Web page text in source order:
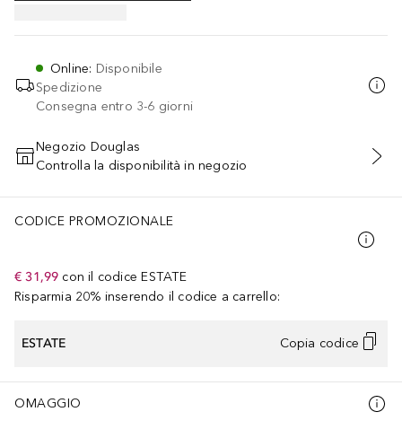
Online: Disponibile
Spedizione
Consegna entro 3-6 giorni
AGGIUNGI AL CARRELLO
Negozio Douglas
Controlla la disponibilità in negozio
CODICE PROMOZIONALE
€ 31,99 con il codice ESTATE
Risparmia 20% inserendo il codice a carrello:
ESTATE Copia codice
OMAGGIO